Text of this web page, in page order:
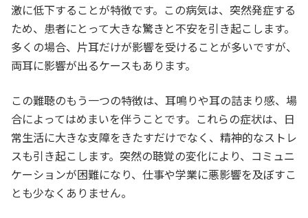
激に低下することが特徴です。この病気は、突然発症する
ため、患者にとって大きな驚きと不安を引き起こします。
多くの場合、片耳だけが影響を受けることが多いですが、
両耳に影響が出るケースもあります。
この難聴のもう一つの特徴は、耳鳴りや耳の詰まり感、場
合によってはめまいを伴うことです。これらの症状は、日
常生活に大きな支障をきたすだけでなく、精神的なストレ
スも引き起こします。突然の聴覚の変化により、コミュニ
ケーションが困難になり、仕事や学業に悪影響を及ぼすこ
とも少なくありません。